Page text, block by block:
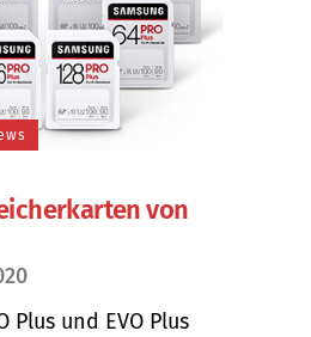
von
Plus und EVO Plus